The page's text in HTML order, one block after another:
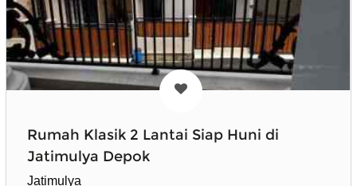
Rumah Klasik 2 Lantai Siap Huni di
Jatimulya Depok
Jatimulya